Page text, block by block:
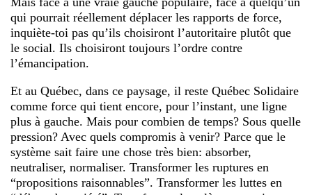
qui pourrait réellement déplacer les rapports de force,
inquiète-toi pas qu’ils choisiront l’autoritaire plutôt que
le social. Ils choisiront toujours l’ordre contre
l’émancipation.
Et au Québec, dans ce paysage, il reste Québec Solidaire
comme force qui tient encore, pour l’instant, une ligne
plus à gauche. Mais pour combien de temps? Sous quelle
pression? Avec quels compromis à venir? Parce que le
système sait faire une chose très bien: absorber,
neutraliser, normaliser. Transformer les ruptures en
“propositions raisonnables”. Transformer les luttes en